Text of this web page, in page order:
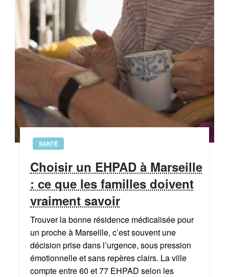
SANTÉ
Choisir un EHPAD à Marseille
: ce que les familles doivent
vraiment savoir
Trouver la bonne résidence médicalisée pour
un proche à Marseille, c’est souvent une
décision prise dans l’urgence, sous pression
émotionnelle et sans repères clairs. La ville
compte entre 60 et 77 EHPAD selon les